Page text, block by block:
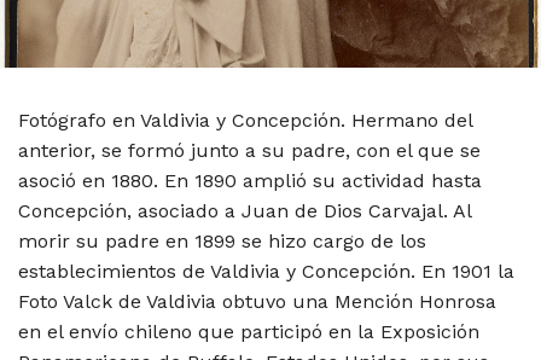
Fotógrafo en Valdivia y Concepción. Hermano del
anterior, se formó junto a su padre, con el que se
asoció en 1880. En 1890 amplió su actividad hasta
Concepción, asociado a Juan de Dios Carvajal. Al
morir su padre en 1899 se hizo cargo de los
establecimientos de Valdivia y Concepción. En 1901 la
Foto Valck de Valdivia obtuvo una Mención Honrosa
en el envío chileno que participó en la Exposición